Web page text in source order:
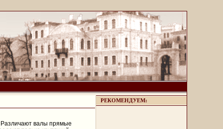
валы прямые
РЕКОМЕНДУЕМ: